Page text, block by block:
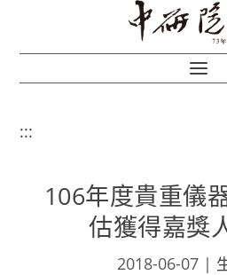
:::
106年度貴重儀
估獲得嘉獎
2018-06-07 |